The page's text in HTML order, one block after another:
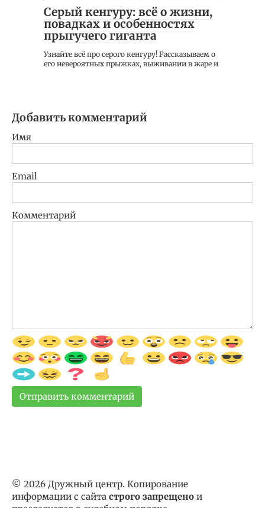
Серый кенгуру: всё о жизни,
повадках и особенностях
прыгучего гиганта
Узнайте всё про серого кенгуру! Рассказываем о
его невероятных прыжках, выживании в жаре и
Добавить комментарий
Имя
Email
Комментарий
© 2026 Дружный центр. Копирование
информации с сайта строго запрещено и